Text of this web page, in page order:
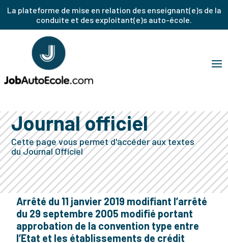
La plateforme de mise en relation des enseignant(e)s de la
conduite et des exploitant(e)s auto-école.
Journal officiel
Cette page vous permet d'accéder aux textes
du Journal Officiel
Arrêté du 11 janvier 2019 modifiant l’arrêté
du 29 septembre 2005 modifié portant
approbation de la convention type entre
l’Etat et les établissements de crédit